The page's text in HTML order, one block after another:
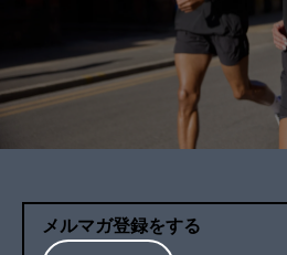
メルマガ登録をする